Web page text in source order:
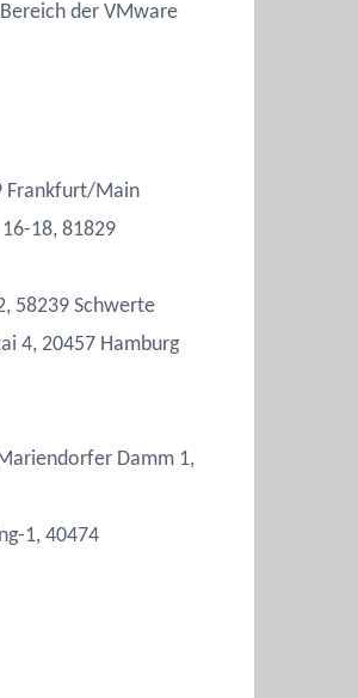
der VMware
Frankfurt/Main
18, 81829
58239 Schwerte
4, 20457 Hamburg
Damm 1,
1, 40474